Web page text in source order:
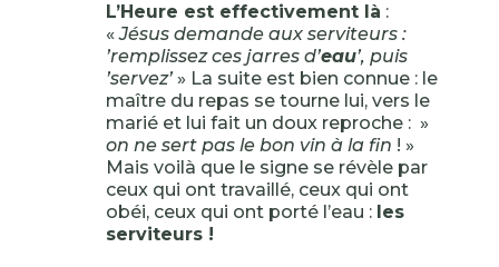
L’Heure est effectivement là :
«Jésus demande aux serviteurs :
’remplissez ces jarres d’eau’, puis
’servez’» La suite est bien connue : le
maître du repas se tourne lui, vers le
marié et lui fait un doux reproche : »
on ne sert pas le bon vin à la fin ! »
Mais voilà que le signe se révèle par
ceux qui ont travaillé, ceux qui ont
obéi, ceux qui ont porté l’eau : les
serviteurs !